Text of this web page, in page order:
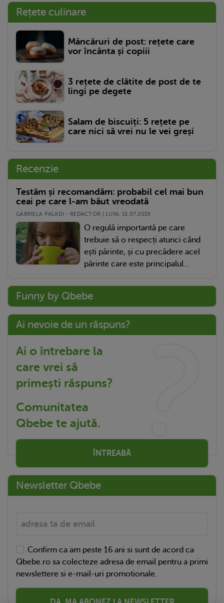
Rețete culinare
Mâncăruri de post: rețete care
vor încânta și copiii
3 rețete de clătite de post de te
lingi pe degete
Salam de biscuiți: 5 rețete pe
care nici să vrei nu le vei greși
Recenzie
Testăm și recomandăm: probabil cel mai bun
ceai pe care l-am băut vreodată
GABRIELA PALADI - REDACTOR | LUNI, 15.07.2019
O regulă importantă pe care
trebuie să o respecți atunci când
ești părinte, și cu precădere acel
părinte care este principalul...
Funny by Qbebe
Ai nevoie de un răspuns?
Ai o întrebare la
care vrei să
primești răspuns?
Comunitatea
Qbebe te ajută.
ÎNTREABĂ
Newsletter Qbebe
Confirm ca am peste 16 ani si sunt de acord ca
Qbebe.ro sa colecteze adresa de email pentru a primi
newslettere si e-mail-uri promotionale.